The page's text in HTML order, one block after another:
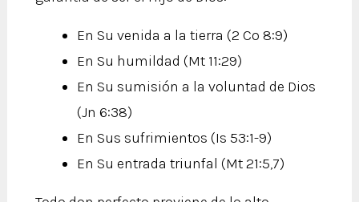
En Su venida a la tierra (2 Co 8:9)
En Su humildad (Mt 11:29)
En Su sumisión a la voluntad de Dios
(Jn 6:38)
En Sus sufrimientos (Is 53:1-9)
En Su entrada triunfal (Mt 21:5,7)